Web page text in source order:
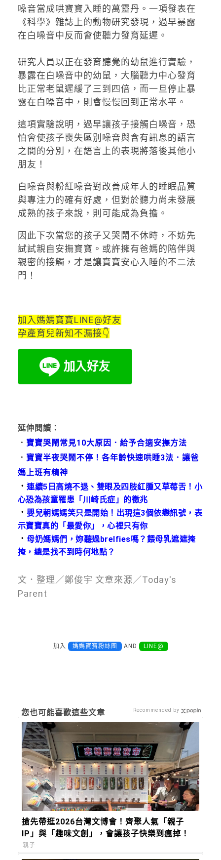
噪音當成哄寶寶入睡的萬靈丹。一項發表在
《科學》雜誌上的動物研究發現，過早暴露
在白噪音中反而會使聽力發育延遲。
研究人員以正在發育聽覺的幼鼠進行實驗，
暴露在白噪音中的幼鼠，大腦聽力中心發育
比正常老鼠遲緩了三到四倍，而一旦停止暴
露在白噪音中，則會慢慢回到正常水平。
這項實驗說明，過早讓孩子接觸白噪音，恐
怕會使孩子喪失區別噪音與含有訊息的語言
之間的分別，在語言上的表現將落後其他小
朋友！
白噪音與粉紅噪音對改善成年人的睡眠品質
與專注力的確有好處，但對於聽力尚未發展
成熟的孩子來說，則可能成為負擔。
因此下次當您的孩子又哭鬧不休時，不妨先
試試親自安撫寶寶。或許擁有爸媽的陪伴與
親密的接觸，才是讓寶寶安心入睡的不二法
門！
加入媽媽寶寶LINE@好友
孕產育兒新知不漏接👇
延伸閱讀：
． 寶寶哭鬧常見10大原因．給予合適安撫方法
． 寶寶半夜哭鬧不停！各年齡快速哄睡3法．讓爸
媽上班有精神
．連續5日高燒不退、雙眼及四肢紅腫又草莓舌！小
心恐為孩童罹患「川崎氏症」的徵兆
．嬰兒朝媽媽笑只是開始！出現這3個依戀訊號，表
示寶寶真的「最愛你」，心裡只有你
． 母奶媽媽們，妳聽過brelfies嗎？餵母乳遮遮掩
掩，總是找不到時何地點？
文．整理／鄭俊宇 文章來源／Today's
Parent
加入 媽媽寶寶粉絲團 AND LINE@
您也可能喜歡這些文章
搶先帶逛2026台灣文博會！齊聚人氣「親子
IP」與「趣味文創」，會讓孩子快樂到瘋掉！
親子
Recommended by